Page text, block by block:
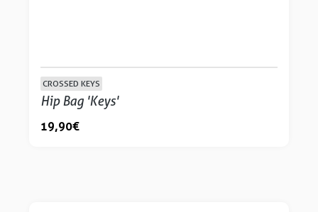
CROSSED KEYS
Hip Bag 'Keys'
19,90 €